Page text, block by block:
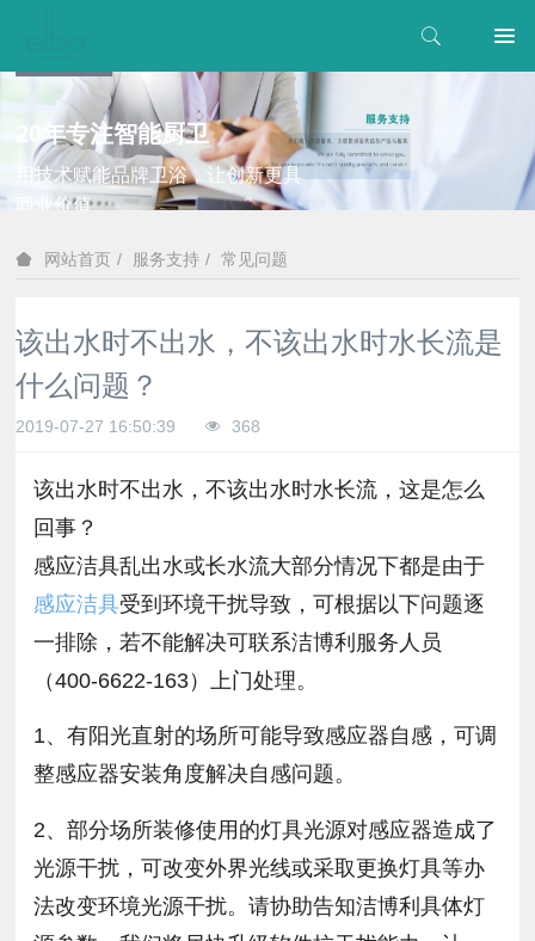
20年专注智能厨卫
用技术赋能品牌卫浴，让创新更具
商业价值
网站首页 服务支持 常见问题
该出水时不出水，不该出水时水长流是
什么问题？
2019-07-27 16:50:39 368
该出水时不出水，不该出水时水长流，这是怎么
回事？
感应洁具乱出水或长水流大部分情况下都是由于
感应洁具受到环境干扰导致，可根据以下问题逐
一排除，若不能解决可联系洁博利服务人员
（400-6622-163）上门处理。
1、有阳光直射的场所可能导致感应器自感，可调
整感应器安装角度解决自感问题。
2、部分场所装修使用的灯具光源对感应器造成了
光源干扰，可改变外界光线或采取更换灯具等办
法改变环境光源干扰。请协助告知洁博利具体灯